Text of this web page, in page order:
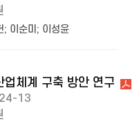
; 이순미 ; 이성윤
업체계 구축 방안 연구
13